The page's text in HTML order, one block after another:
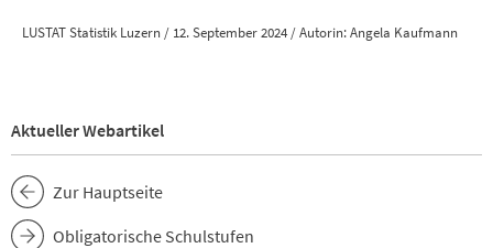
LUSTAT Statistik Luzern / 12. September 2024 / Autorin: Angela Kaufmann
Aktueller Webartikel
Zur Hauptseite
Obligatorische Schulstufen